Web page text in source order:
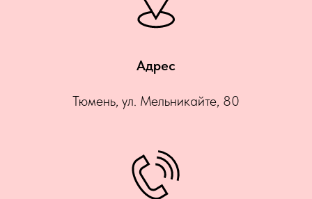
Адрес
Тюмень, ул. Мельникайте, 80